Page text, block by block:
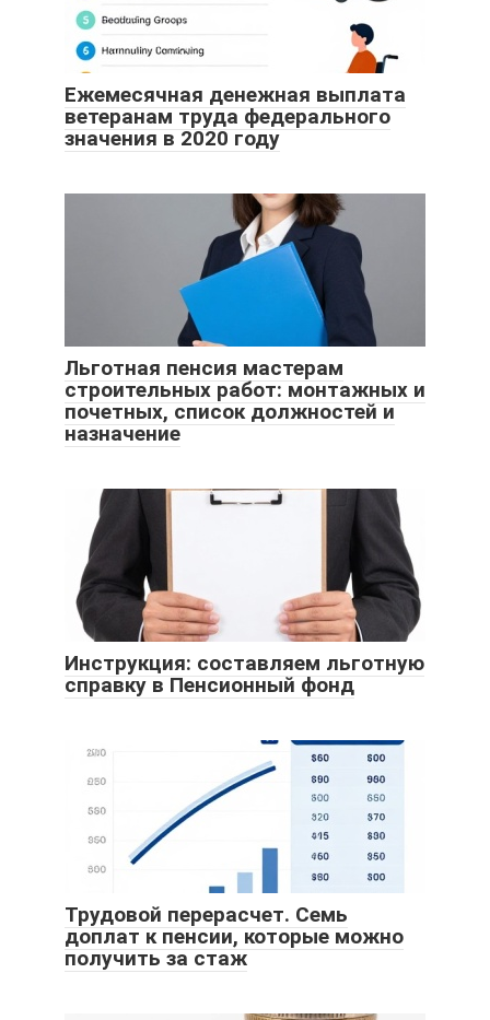
Ежемесячная денежная выплата
ветеранам труда федерального
значения в 2020 году
Льготная пенсия мастерам
строительных работ: монтажных и
почетных, список должностей и
назначение
Инструкция: составляем льготную
справку в Пенсионный фонд
Трудовой перерасчет. Семь
доплат к пенсии, которые можно
получить за стаж